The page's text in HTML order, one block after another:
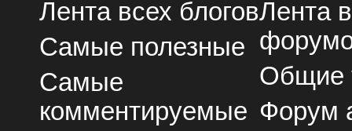
Лента всех блогов
Самые полезные
Самые
комментируемые
Лента
Общие
Форум